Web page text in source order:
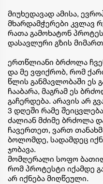
მიუხედავად ამისა,
მხარდამჭერები კვლავ
რათა გამოხატონ
დასავლური გზის
ერთწლიანი ბრძოლა
და მე ვფიქრობ, რომ
წლის განმავლობაში ეს
ჩააბარა, მაგრამ ეს
გაჩერდება. არავის არ
3 დღეში რამე
ძალიან მძიმე ბრძოლა
ჩავერთეთ, ვართ
ბოლომდე, სადამდეც
ჯობავა.
მომღერალი სოფო
რომ პროტესტი იქამდე
არ იქნება მიღწეული.